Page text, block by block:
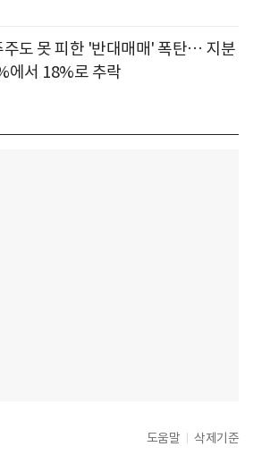
주도 못 피한 '반대매매' 폭탄… 지분
에서 18%로 추락
도움말 삭제기준